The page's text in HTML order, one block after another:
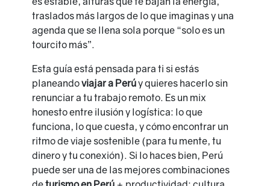
traslados más largos de lo que imaginas y una
agenda que se llena sola porque “solo es un
tourcito más”.
Esta guía está pensada para ti si estás
planeandoviajar a Perúy quieres hacerlo sin
renunciar a tu trabajo remoto. Es un mix
honesto entre ilusión y logística: lo que
funciona, lo que cuesta, y cómo encontrar un
ritmo de viaje sostenible (para tu mente, tu
dinero y tu conexión). Si lo haces bien, Perú
puede ser una de las mejores combinaciones